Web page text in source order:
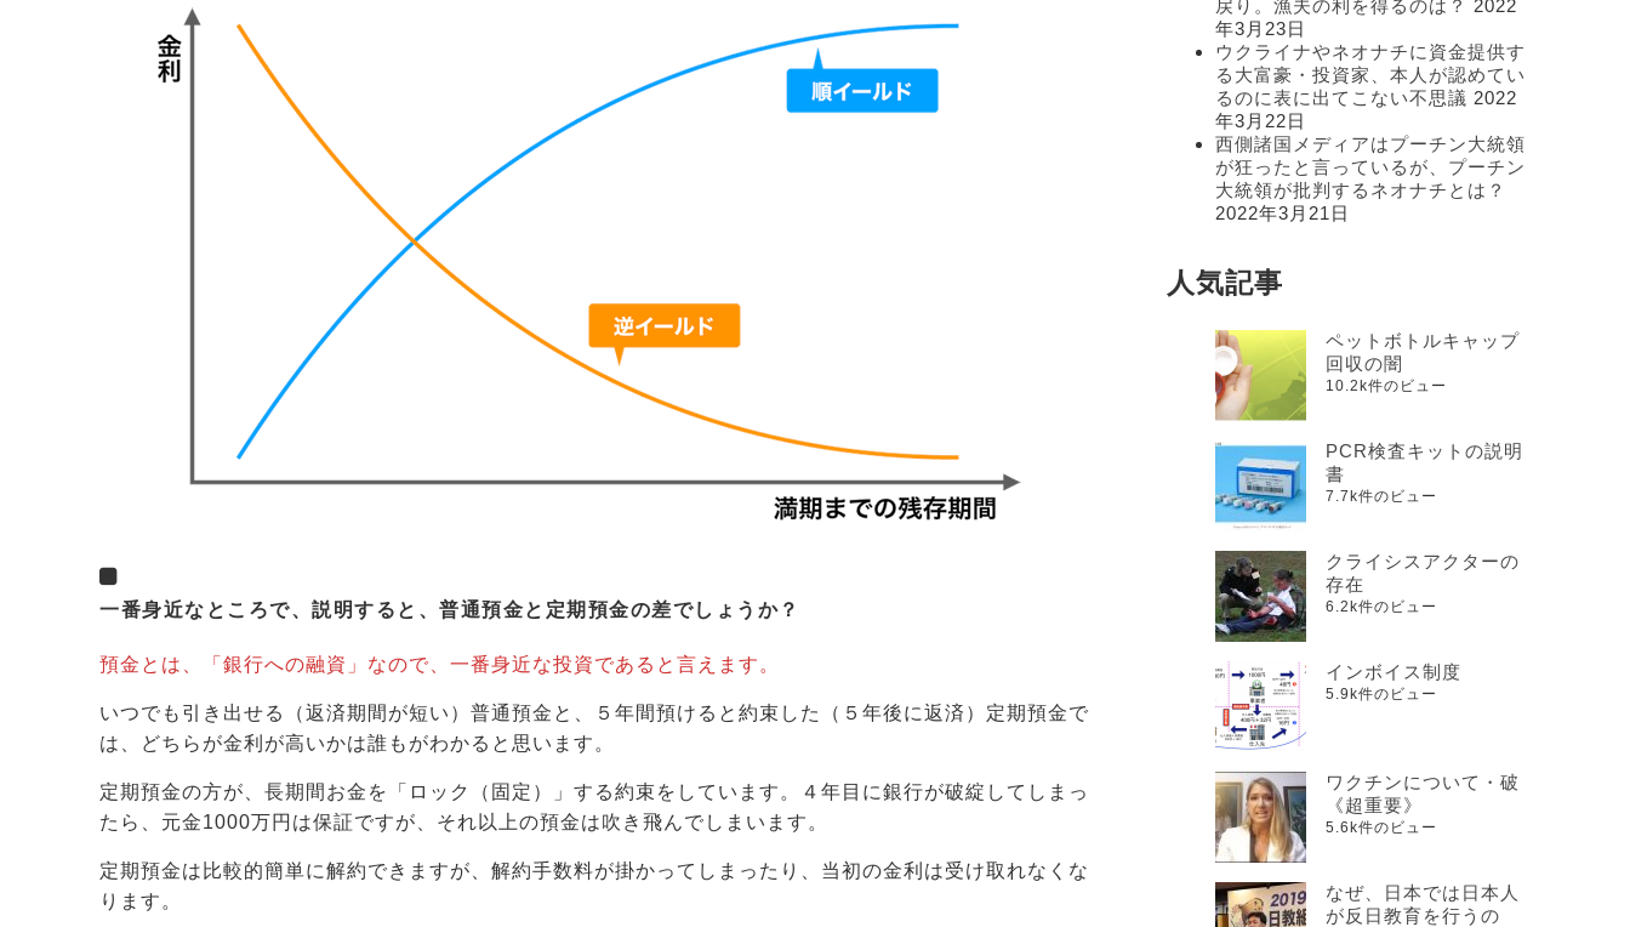
一番身近なところで、説明すると、普通預金と定期預金の差でしょうか？
預金とは、「銀行への融資」なので、一番身近な投資であると言えます。
いつでも引き出せる（返済期間が短い）普通預金と、５年間預けると約束した（５年後に返済）定期預金で
は、どちらが金利が高いかは誰もがわかると思います。
定期預金の方が、長期間お金を「ロック（固定）」する約束をしています。４年目に銀行が破綻してしまっ
たら、元金1000万円は保証ですが、それ以上の預金は吹き飛んでしまいます。
定期預金は比較的簡単に解約できますが、解約手数料が掛かってしまったり、当初の金利は受け取れなくな
ります。
戻り。漁夫の利を得るのは？
2022
年3月23日
ウクライナやネオナチに資金提供す
る大富豪・投資家、本人が認めてい
るのに表に出てこない不思議 2022
年3月22日
西側諸国メディアはプーチン大統領
が狂ったと言っているが、プーチン
大統領が批判するネオナチとは？
2022年3月21日
人気記事
ペットボトルキャップ
回収の闇
10.2k件のビュー
PCR検査キットの説明
書
7.7k件のビュー
クライシスアクターの
存在
6.2k件のビュー
インボイス制度
5.9k件のビュー
ワクチンについて・破
《超重要》
5.6k件のビュー
なぜ、日本では日本人
が反日教育を行うの